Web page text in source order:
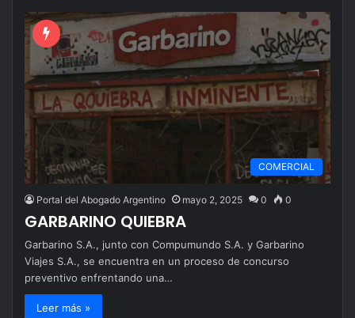
COMERCIAL
Portal del Abogado Argentino mayo 2, 2025 0 0
GARBARINO QUIEBRA
Garbarino S.A., junto con Compumundo S.A. y Garbarino
Viajes S.A., se encuentra en un proceso de concurso
preventivo enfrentando una…
Leer más »